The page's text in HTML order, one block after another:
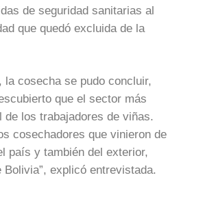
de seguridad sanitarias al
que quedó excluida de la
la cosecha se pudo concluir,
que el sector más
de los trabajadores de viñas.
cosechadores que vinieron de
país y también del exterior,
Bolivia”, explicó entrevistada.